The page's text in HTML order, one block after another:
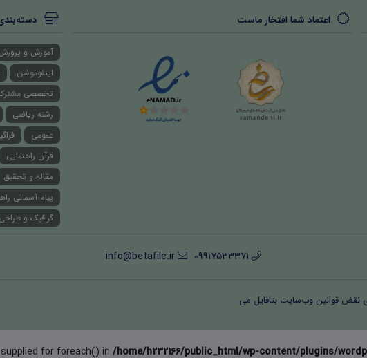
اعتماد شما افتخار ماست
آموزش و
اینفوموشن
تخصصی
رشته ریاضی
عمومی
قرآن راهنمایی
مقاله و تحقیق
پیام آسمانی
گرافیک و طراحی
09917533371
info@betafile.ir
نقض قوانین وب‌سایت بتافایل می
for foreach() in /home/h232166/public_html/wp-content/plugins/